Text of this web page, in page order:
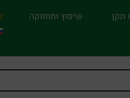
תקן
שיפוץ ותחזוקה